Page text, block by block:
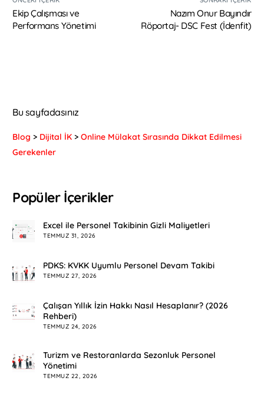
Ekip Çalışması ve
Performans Yönetimi
Nazım Onur Bayındır
Röportaj- DSC Fest (İdenfit)
Bu sayfadasınız
Blog > Dijital İK >Online Mülakat Sırasında Dikkat Edilmesi
Gerekenler
Popüler İçerikler
Excel ile Personel Takibinin Gizli Maliyetleri
TEMMUZ 31, 2026
PDKS: KVKK Uyumlu Personel Devam Takibi
TEMMUZ 27, 2026
Çalışan Yıllık İzin Hakkı Nasıl Hesaplanır? (2026
Rehberi)
TEMMUZ 24, 2026
Turizm ve Restoranlarda Sezonluk Personel
Yönetimi
TEMMUZ 22, 2026